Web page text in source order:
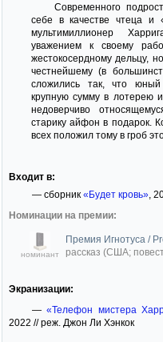
Современного
себе в качестве чтеца и
мультимиллионер
уважением к своему
жестокосердному дельцу,
честнейшему (в
сложились так, что юный
крупную сумму в лотерею и
недоверчиво
старику айфон в подарок.
всех положил тому в гроб
Входит в:
— сборник «Будет кровь»,
Номинации на премии:
номинант
Премия Игнотуса /
рассказ (США;
Экранизации:
—«Телефон мистера
2022 // реж. Джон Ли Хэнкок